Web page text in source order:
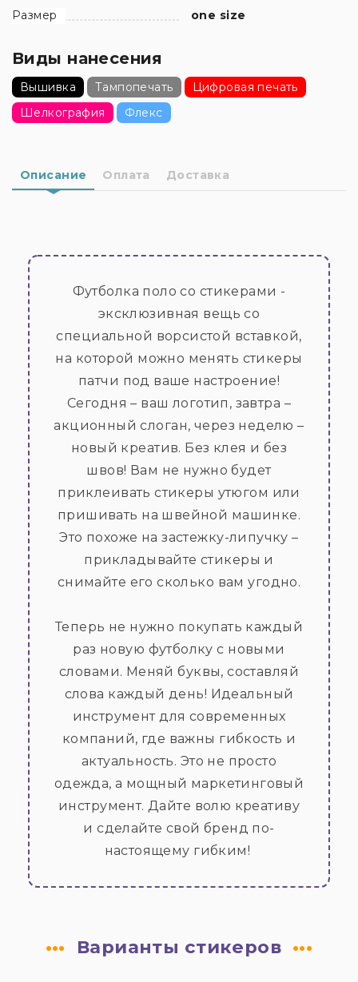
Размер
one size
Виды нанесения
Вышивка Тампопечать
Цифровая печать
Шелкография
Флекс
Описание Оплата Доставка
Футболка поло со стикерами -
эксклюзивная вещь со
специальной ворсистой вставкой,
на которой можно менять стикеры
патчи под ваше настроение!
Сегодня – ваш логотип, завтра –
акционный слоган, через неделю –
новый креатив. Без клея и без
швов! Вам не нужно будет
приклеивать стикеры утюгом или
пришивать на швейной машинке.
Это похоже на застежку-липучку –
прикладывайте стикеры и
снимайте его сколько вам угодно.
Теперь не нужно покупать каждый
раз новую футболку с новыми
словами. Меняй буквы, составляй
слова каждый день! Идеальный
инструмент для современных
компаний, где важны гибкость и
актуальность. Это не просто
одежда, а мощный маркетинговый
инструмент. Дайте волю креативу
и сделайте свой бренд по-
настоящему гибким!
Варианты стикеров